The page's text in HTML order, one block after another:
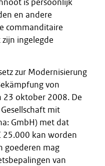
is persoonlijk
en andere
commanditaire
ingelegde
zur Modernisierung
von
23 oktober 2008. De
mit
GmbH) met dat
25.000 kan worden
goederen mag
van